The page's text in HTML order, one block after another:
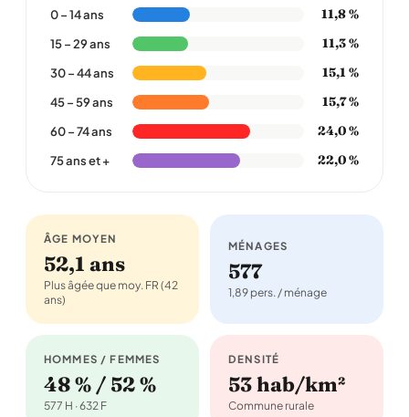
0 – 14 ans 11,8 %
15 – 29 ans 11,3 %
30 – 44 ans 15,1 %
45 – 59 ans 15,7 %
60 – 74 ans 24,0 %
75 ans et + 22,0 %
ÂGE MOYEN
52,1 ans
Plus âgée que moy. FR (42
ans)
MÉNAGES
577
1,89 pers. / ménage
HOMMES / FEMMES
48 % / 52 %
577 H · 632 F
DENSITÉ
53 hab/km²
Commune rurale